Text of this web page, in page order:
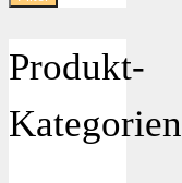
Produkt-
Kategorien